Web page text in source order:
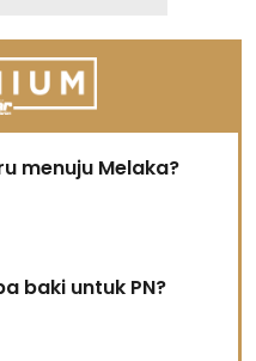
menuju Melaka?
baki untuk PN?